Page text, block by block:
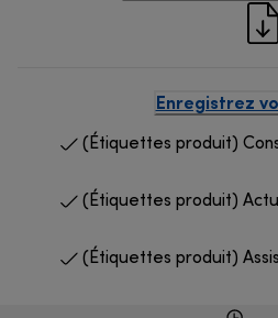
Enregistrez
(Étiquettes produit)
(Étiquettes produit)
(Étiquettes produit)